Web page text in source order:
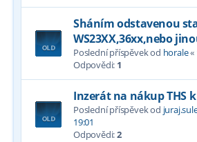
Sháním odstavenou
WS23XX,36xx,nebo
Poslední příspěvek od horale«
Odpovědi: 1
Inzerát na nákup THS k
Poslední příspěvek od
19:01
Odpovědi:2